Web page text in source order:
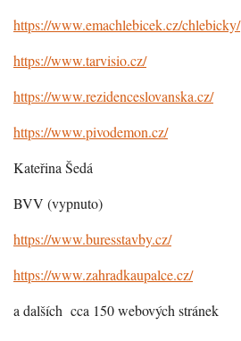
https://www.emachlebicek.cz/chlebicky/
https://www.tarvisio.cz/
https://www.rezidenceslovanska.cz/
https://www.pivodemon.cz/
Kateřina Šedá
BVV (vypnuto)
https://www.buresstavby.cz/
https://www.zahradkaupalce.cz/
a dalších cca 150 webových stránek